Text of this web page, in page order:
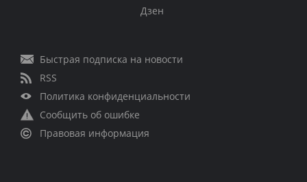
Дзен
Быстрая подписка на новости
RSS
Политика конфиденциальности
Сообщить об ошибке
Правовая информация